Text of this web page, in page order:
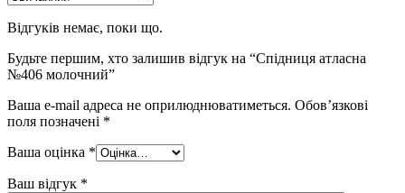
Відгуків немає, поки що.
Будьте першим, хто залишив відгук на “Спідниця атласна
№406 молочний”
Ваша e-mail адреса не оприлюднюватиметься. Обов’язкові
поля позначені *
Ваша оцінка *
Ваш відгук *